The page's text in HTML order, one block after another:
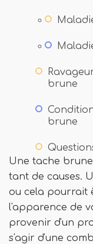
brune
brune
Une tache
tant de causes.
ou cela pourrait
l'apparence de
provenir d'un
s'agir d'une